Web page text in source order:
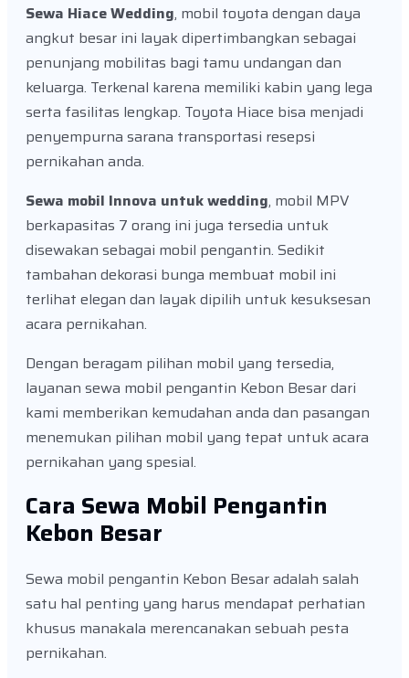
Sewa Hiace Wedding, mobil toyota dengan daya
angkut besar ini layak dipertimbangkan sebagai
penunjang mobilitas bagi tamu undangan dan
keluarga. Terkenal karena memiliki kabin yang lega
serta fasilitas lengkap. Toyota Hiace bisa menjadi
penyempurna sarana transportasi resepsi
pernikahan anda.
Sewa mobil Innova untuk wedding, mobil MPV
berkapasitas 7 orang ini juga tersedia untuk
disewakan sebagai mobil pengantin. Sedikit
tambahan dekorasi bunga membuat mobil ini
terlihat elegan dan layak dipilih untuk kesuksesan
acara pernikahan.
Dengan beragam pilihan mobil yang tersedia,
layanan sewa mobil pengantin Kebon Besar dari
kami memberikan kemudahan anda dan pasangan
menemukan pilihan mobil yang tepat untuk acara
pernikahan yang spesial.
Cara Sewa Mobil Pengantin
Kebon Besar
Sewa mobil pengantin Kebon Besar adalah salah
satu hal penting yang harus mendapat perhatian
khusus manakala merencanakan sebuah pesta
pernikahan.